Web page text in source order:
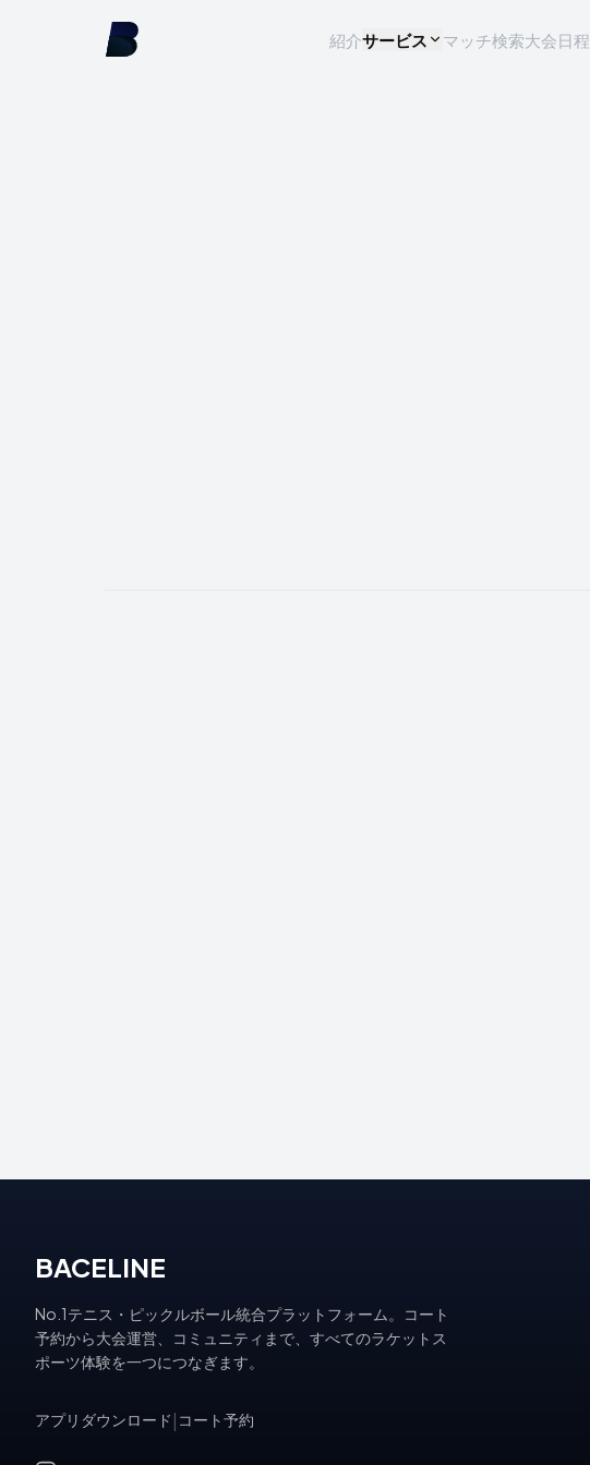
紹介サービス マッチ検索大会日程
BACELINE
No.1テニス・ピックルボール統合プラットフォーム。コート
予約から大会運営、コミュニティまで、すべてのラケットス
ポーツ体験を一つにつなぎます。
アプリダウンロード コート予約